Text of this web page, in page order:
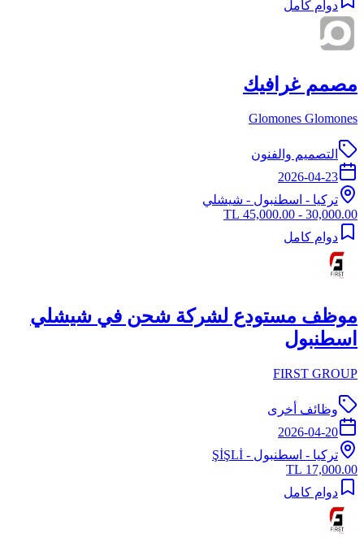
دوام كامل
مصمم غرافيك
Glomones Glomones
التصميم والفنون
2026-04-23
تركيا - اسطنبول - شيشلي
30,000.00 - 45,000.00 TL
دوام كامل
موظف مستودع لشركة شحن في شيشلي
اسطنبول
FIRST GROUP
وظائف أخرى
2026-04-20
تركيا - اسطنبول - ŞİŞLİ
17,000.00 TL
دوام كامل